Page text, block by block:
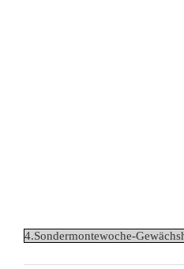
4.Sondermontewoche-